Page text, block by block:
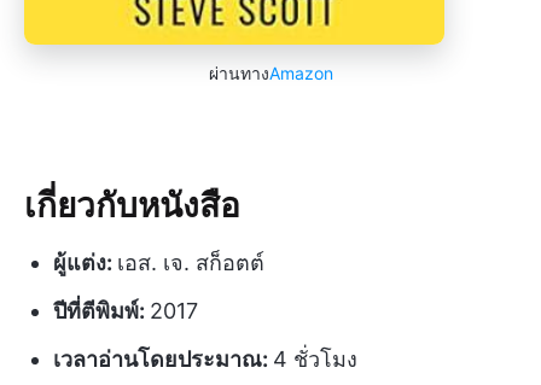
ผ่านทางAmazon
เกี่ยวกับหนังสือ
ผู้แต่ง: เอส. เจ. สก็อตต์
ปีที่ตีพิมพ์: 2017
เวลาอ่านโดยประมาณ: 4 ชั่วโมง